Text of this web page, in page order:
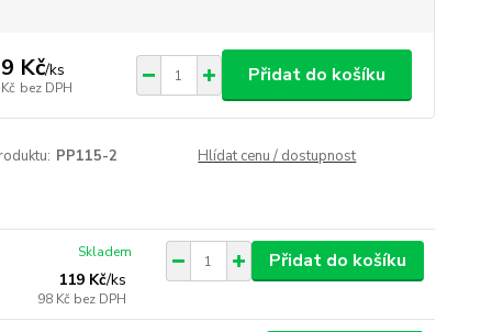
Kč/ks
bez DPH
Přidat do košíku
PP115-2 Hlídat cenu / dostupnost
119 Kč/ks
98 Kč bez DPH
Skladem Přidat do košíku